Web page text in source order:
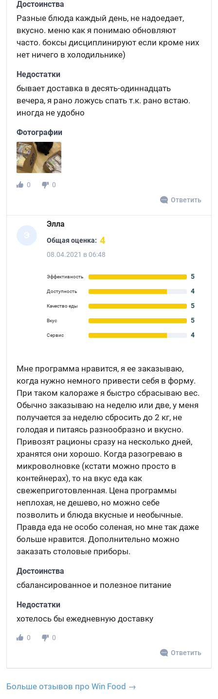
Достоинства
Разные блюда каждый день, не надоедает,
вкусно. меню как я понимаю обновляют
часто. боксы дисциплинируют если кроме них
нет ничего в холодильнике)
Недостатки
бывает доставка в десять-одиннадцать
вечера, я рано ложусь спать т.к. рано встаю.
иногда не удобно
Фотографии
0
0
Ответить
Э
Элла
Общая оценка: 4
08.04.2021 в 06:48
Эффективность 5
Доступность 4
Качество еды 5
Вкус 5
Сервис 4
Мне программа нравится, я ее заказываю,
когда нужно немного привести себя в форму.
При таком калораже я быстро сбрасываю вес.
Обычно заказываю на неделю или две, у меня
получается за неделю сбросить до 2 кг, не
голодая и питаясь разнообразно и вкусно.
Привозят рационы сразу на несколько дней,
хранятся они хорошо. Когда разогреваю в
микроволновке (кстати можно просто в
контейнерах), то на вкус еда как
свежеприготовленная. Цена программы
неплохая, не дешево, но можно себе
позволить и блюда вкусные и необычные.
Правда еда не особо соленая, но мне так даже
больше нравится. Дополнительно можно
заказать столовые приборы.
Достоинства
сбалансированное и полезное питание
Недостатки
хотелось бы ежедневную доставку
0
0
Ответить
Больше отзывов про Win Food →